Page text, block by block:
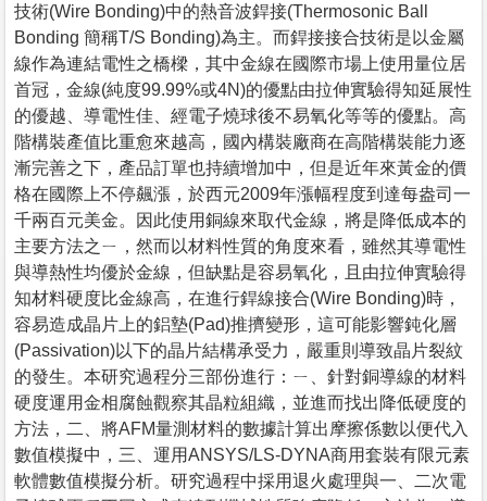
技術(Wire Bonding)中的熱音波銲接(Thermosonic Ball
Bonding 簡稱T/S Bonding)為主。而銲接接合技術是以金屬
線作為連結電性之橋樑，其中金線在國際市場上使用量位居
首冠，金線(純度99.99%或4N)的優點由拉伸實驗得知延展性
的優越、導電性佳、經電子燒球後不易氧化等等的優點。高
階構裝產值比重愈來越高，國內構裝廠商在高階構裝能力逐
漸完善之下，產品訂單也持續增加中，但是近年來黃金的價
格在國際上不停飆漲，於西元2009年漲幅程度到達每盎司一
千兩百元美金。因此使用銅線來取代金線，將是降低成本的
主要方法之ㄧ，然而以材料性質的角度來看，雖然其導電性
與導熱性均優於金線，但缺點是容易氧化，且由拉伸實驗得
知材料硬度比金線高，在進行銲線接合(Wire Bonding)時，
容易造成晶片上的鋁墊(Pad)推擠變形，這可能影響鈍化層
(Passivation)以下的晶片結構承受力，嚴重則導致晶片裂紋
的發生。本研究過程分三部份進行：ㄧ、針對銅導線的材料
硬度運用金相腐蝕觀察其晶粒組織，並進而找出降低硬度的
方法，二、將AFM量測材料的數據計算出摩擦係數以便代入
數值模擬中，三、運用ANSYS/LS-DYNA商用套裝有限元素
軟體數值模擬分析。研究過程中採用退火處理與一、二次電